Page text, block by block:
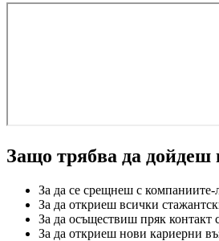
Защо трябва да дойдеш
За да се срещнеш с компаниите-
За да откриеш всички
За да осъществиш пряк
За да откриеш нови кариерни